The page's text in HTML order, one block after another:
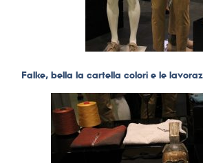
Falke, bella la cartella colori e le